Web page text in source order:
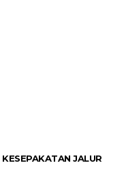
JALUR